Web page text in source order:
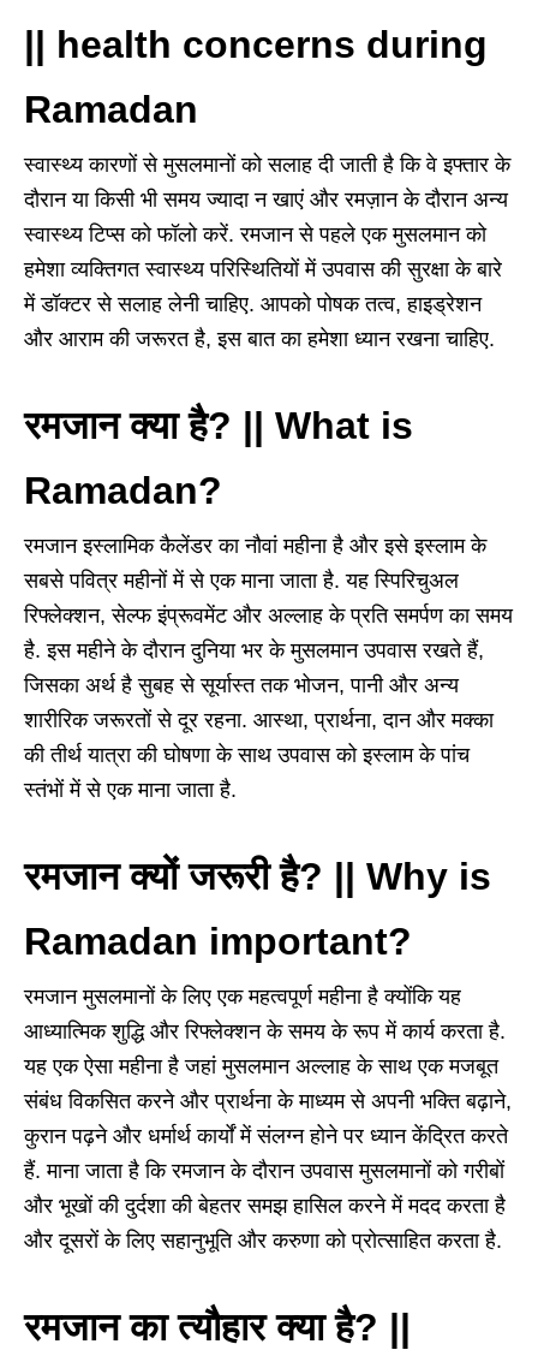
|| health concerns during
Ramadan
स्वास्थ्य कारणों से मुसलमानों को सलाह दी जाती है कि वे इफ्तार के
दौरान या किसी भी समय ज्यादा न खाएं और रमज़ान के दौरान अन्य
स्वास्थ्य टिप्स को फॉलो करें. रमजान से पहले एक मुसलमान को
हमेशा व्यक्तिगत स्वास्थ्य परिस्थितियों में उपवास की सुरक्षा के बारे
में डॉक्टर से सलाह लेनी चाहिए. आपको पोषक तत्व, हाइड्रेशन
और आराम की जरूरत है, इस बात का हमेशा ध्यान रखना चाहिए.
रमजान क्या है? || What is
Ramadan?
रमजान इस्लामिक कैलेंडर का नौवां महीना है और इसे इस्लाम के
सबसे पवित्र महीनों में से एक माना जाता है. यह स्पिरिचुअल
रिफ्लेक्शन, सेल्फ इंप्रूवमेंट और अल्लाह के प्रति समर्पण का समय
है. इस महीने के दौरान दुनिया भर के मुसलमान उपवास रखते हैं,
जिसका अर्थ है सुबह से सूर्यास्त तक भोजन, पानी और अन्य
शारीरिक जरूरतों से दूर रहना. आस्था, प्रार्थना, दान और मक्का
की तीर्थ यात्रा की घोषणा के साथ उपवास को इस्लाम के पांच
स्तंभों में से एक माना जाता है.
रमजान क्यों जरूरी है? || Why is
Ramadan important?
रमजान मुसलमानों के लिए एक महत्वपूर्ण महीना है क्योंकि यह
आध्यात्मिक शुद्धि और रिफ्लेक्शन के समय के रूप में कार्य करता है.
यह एक ऐसा महीना है जहां मुसलमान अल्लाह के साथ एक मजबूत
संबंध विकसित करने और प्रार्थना के माध्यम से अपनी भक्ति बढ़ाने,
कुरान पढ़ने और धर्मार्थ कार्यों में संलग्न होने पर ध्यान केंद्रित करते
हैं. माना जाता है कि रमजान के दौरान उपवास मुसलमानों को गरीबों
और भूखों की दुर्दशा की बेहतर समझ हासिल करने में मदद करता है
और दूसरों के लिए सहानुभूति और करुणा को प्रोत्साहित करता है.
रमजान का त्यौहार क्या है? ||